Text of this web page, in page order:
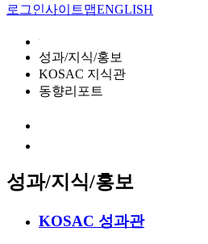
로그인사이트맵ENGLISH
성과/지식/홍보
KOSAC 지식관
동향리포트
성과/지식/홍보
KOSAC 성과관